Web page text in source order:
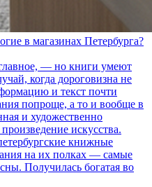
в магазинах Петербурга?
— но книги умеют
когда дороговизна не
и текст почти
попроще, а то и вообще в
и художественно
искусства.
книжные
на их полках — самые
Получилась богатая во